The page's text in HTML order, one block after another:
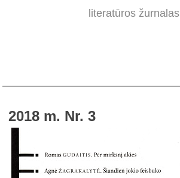
literatūros žurnalas
2018 m. Nr. 3